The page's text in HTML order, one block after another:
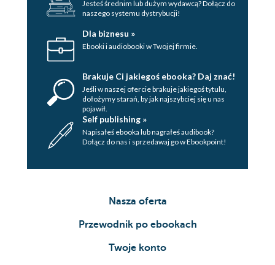
Jesteś średnim lub dużym wydawcą? Dołącz do
naszego systemu dystrybucji!
Dla biznesu »
Ebooki i audiobooki w Twojej firmie.
Brakuje Ci jakiegoś ebooka? Daj znać!
Jeśli w naszej ofercie brakuje jakiegoś tytulu,
dołożymy starań, by jak najszybciej się u nas
pojawił.
Self publishing »
Napisałeś ebooka lub nagrałeś audibook?
Dołącz do nas i sprzedawaj go w Ebookpoint!
Nasza oferta
Przewodnik po ebookach
Twoje konto